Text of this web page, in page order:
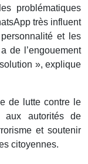
problématiques
très influent
et les
de l’engouement
», explique
de lutte contre le
aux autorités de
et soutenir
citoyennes.